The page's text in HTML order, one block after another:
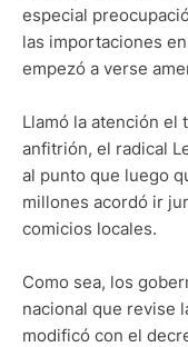
especial
las importaciones
empezó a verse
Llamó la atención el
anfitrión, el radical
al punto que luego
millones acordó ir
comicios locales.
Como sea, los
nacional que revise
modificó con el